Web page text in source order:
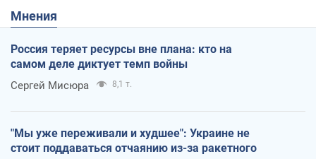
Мнения
Россия теряет ресурсы вне плана: кто на
самом деле диктует темп войны
Сергей Мисюра 8,1 т.
"Мы уже переживали и худшее": Украине не
стоит поддаваться отчаянию из-за ракетного